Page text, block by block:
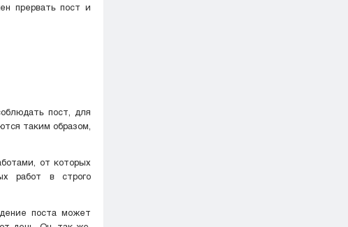
прервать пост и
пост, для
таким образом,
от которых
работ в строго
поста может